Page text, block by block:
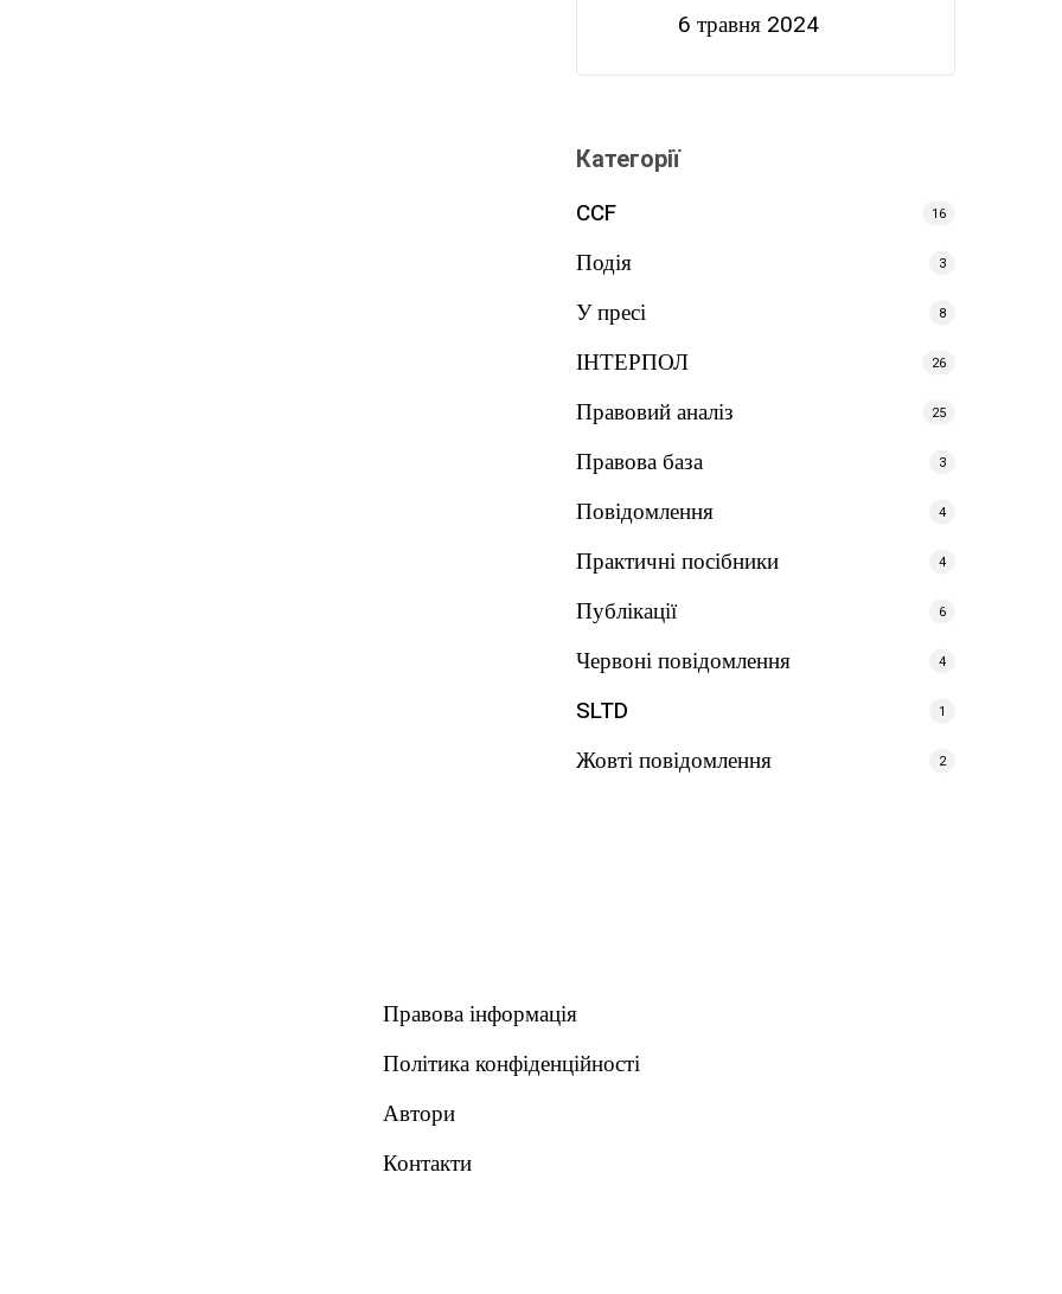
6 травня 2024
Категорії
CCF 16
Подія 3
У пресі 8
ІНТЕРПОЛ 26
Правовий аналіз 25
Правова база 3
Повідомлення 4
Практичні посібники 4
Публікації 6
Червоні повідомлення 4
SLTD 1
Жовті повідомлення 2
Правова інформація
Політика конфіденційності
Автори
Контакти